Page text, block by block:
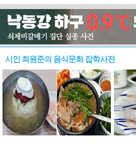
시인 최원준의 음식문화 잡학사전